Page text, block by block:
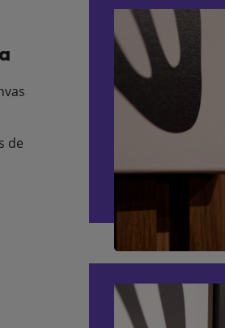
de